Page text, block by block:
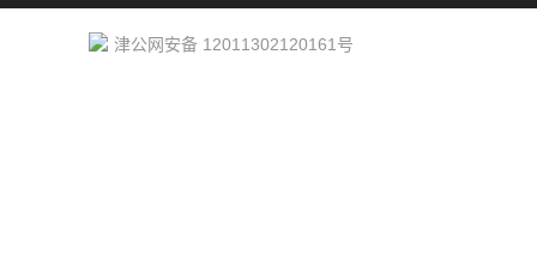
津公网安备 12011302120161号